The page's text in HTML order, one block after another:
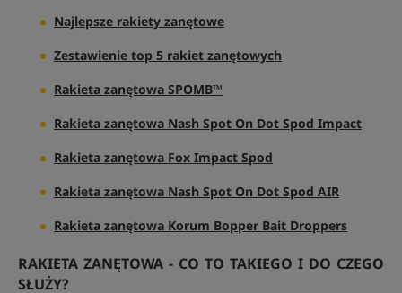
Najlepsze rakiety zanętowe
Zestawienie top 5 rakiet zanętowych
Rakieta zanętowa SPOMB™
Rakieta zanętowa Nash Spot On Dot Spod Impact
Rakieta zanętowa Fox Impact Spod
Rakieta zanętowa Nash Spot On Dot Spod AIR
Rakieta zanętowa Korum Bopper Bait Droppers
RAKIETA ZANĘTOWA - CO TO TAKIEGO I DO CZEGO
SŁUŻY?